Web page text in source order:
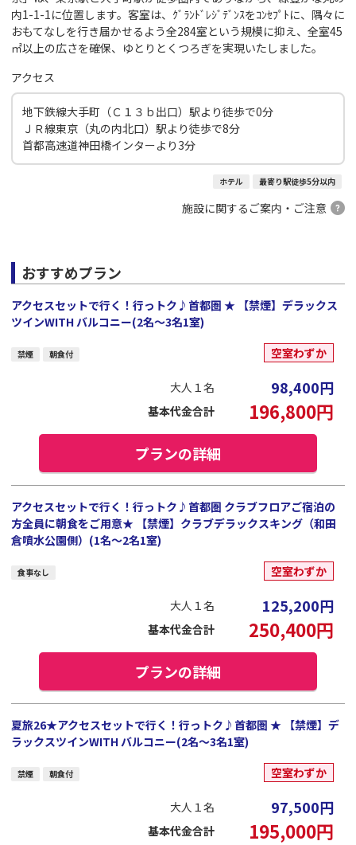
内1-1-1に位置します。客室は、ｸﾞﾗﾝﾄﾞﾚｼﾞﾃﾞﾝｽをｺﾝｾﾌﾟﾄに、隅々に
おもてなしを行き届かせるよう全284室という規模に抑え、全室45
㎡以上の広さを確保、ゆとりとくつろぎを実現いたしました。
アクセス
地下鉄線大手町（Ｃ１３ｂ出口）駅より徒歩で0分
ＪＲ線東京（丸の内北口）駅より徒歩で8分
首都高速道神田橋インターより3分
ホテル 最寄り駅徒歩5分以内
施設に関するご案内・ご注意
おすすめプラン
アクセスセットで行く！行っトク♪首都圏 ★ 【禁煙】デラックス
ツインWITH バルコニー(2名～3名1室)
禁煙 朝食付 空室わずか
大人１名 98,400円
基本代金合計 196,800円
プランの詳細
アクセスセットで行く！行っトク♪首都圏 クラブフロアご宿泊の
方全員に朝食をご用意★ 【禁煙】クラブデラックスキング（和田
倉噴水公園側）(1名～2名1室)
食事なし 空室わずか
大人１名 125,200円
基本代金合計 250,400円
プランの詳細
夏旅26★アクセスセットで行く！行っトク♪首都圏 ★ 【禁煙】デ
ラックスツインWITH バルコニー(2名～3名1室)
禁煙 朝食付 空室わずか
大人１名 97,500円
基本代金合計 195,000円